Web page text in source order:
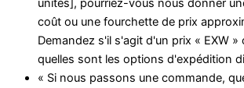
unités], pourriez-vous nous donner
coût ou une fourchette de prix
Demandez s'il s'agit d'un prix « EXW »
quelles sont les options d'expédition
« Si nous passons une commande,